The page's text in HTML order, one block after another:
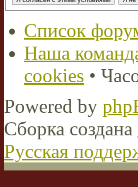
Список
Наша
cookies •
Powered by
Сборка создана
Русская